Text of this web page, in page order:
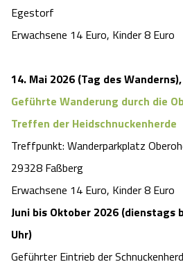
Egestorf
Erwachsene 14 Euro, Kinder 8 Euro
14. Mai 2026 (Tag des
Geführte Wanderung durch die
Treffen der Heidschnuckenherde
Treffpunkt: Wanderparkplatz
29328 Faßberg
Erwachsene 14 Euro, Kinder 8 Euro
Juni bis Oktober 2026 (dienstags
Uhr)
Geführter Eintrieb der